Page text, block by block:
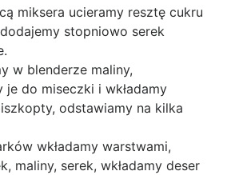
miksera ucieramy resztę cukru
stopniowo serek
w blenderze maliny,
je do miseczki i wkładamy
odstawiamy na kilka
wkładamy warstwami,
maliny, serek, wkładamy deser